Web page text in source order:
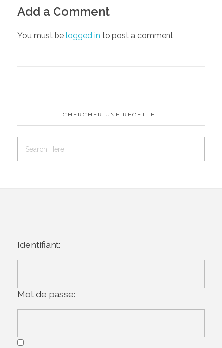
Add a Comment
You must be logged in to post a comment
CHERCHER UNE RECETTE…
Identifiant:
Mot de passe: